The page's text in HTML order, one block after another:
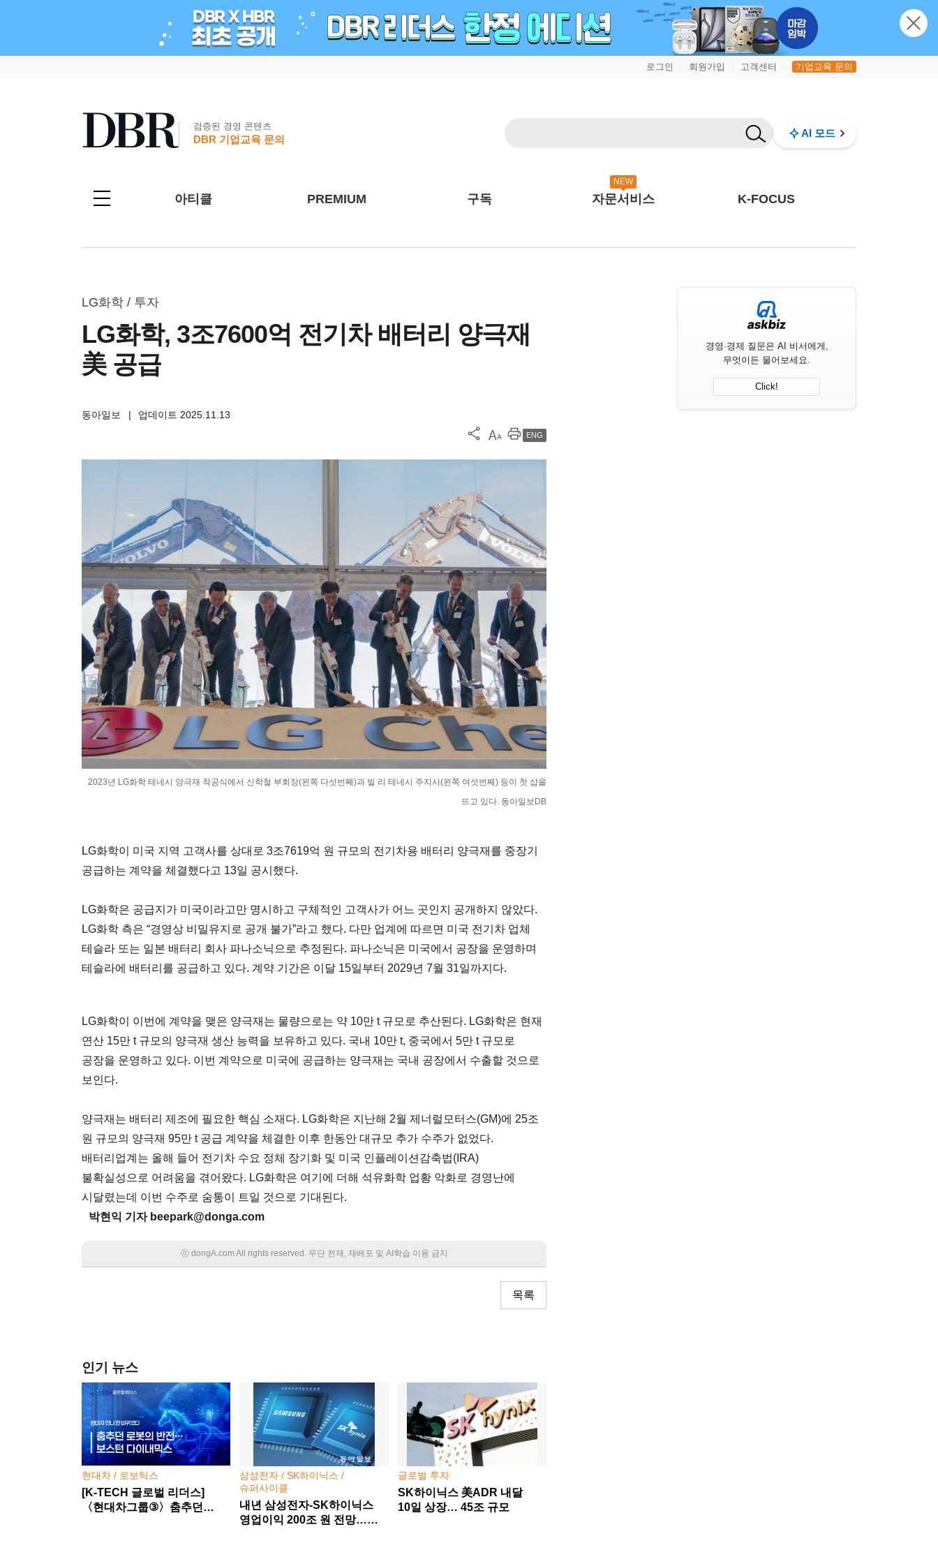
로그인 회원가입 고객센터 기업교육 문의
검증된 경영 콘텐츠
DBR 기업교육 문의
AI 모드
아티클 PREMIUM 구독
NEW
자문서비스 K-FOCUS
LG화학 / 투자
LG화학, 3조7600억 전기차 배터리 양극재
美 공급
동아일보 | 업데이트 2025.11.13
ENG
2023년 LG화학 테네시 양극재 착공식에서 신학철 부회장(왼쪽 다섯번째)과 빌 리 테네시 주지사(왼쪽 여섯번째) 등이 첫 삽을
뜨고 있다. 동아일보DB
LG화학이 미국 지역 고객사를 상대로 3조7619억 원 규모의 전기차용 배터리 양극재를 중장기
공급하는 계약을 체결했다고 13일 공시했다.
LG화학은 공급지가 미국이라고만 명시하고 구체적인 고객사가 어느 곳인지 공개하지 않았다.
LG화학 측은 “경영상 비밀유지로 공개 불가”라고 했다. 다만 업계에 따르면 미국 전기차 업체
테슬라 또는 일본 배터리 회사 파나소닉으로 추정된다. 파나소닉은 미국에서 공장을 운영하며
테슬라에 배터리를 공급하고 있다. 계약 기간은 이달 15일부터 2029년 7월 31일까지다.
LG화학이 이번에 계약을 맺은 양극재는 물량으로는 약 10만 t 규모로 추산된다. LG화학은 현재
연산 15만 t 규모의 양극재 생산 능력을 보유하고 있다. 국내 10만 t, 중국에서 5만 t 규모로
공장을 운영하고 있다. 이번 계약으로 미국에 공급하는 양극재는 국내 공장에서 수출할 것으로
보인다.
양극재는 배터리 제조에 필요한 핵심 소재다. LG화학은 지난해 2월 제너럴모터스(GM)에 25조
원 규모의 양극재 95만 t 공급 계약을 체결한 이후 한동안 대규모 추가 수주가 없었다.
배터리업계는 올해 들어 전기차 수요 정체 장기화 및 미국 인플레이션감축법(IRA)
불확실성으로 어려움을 겪어왔다. LG화학은 여기에 더해 석유화학 업황 악화로 경영난에
시달렸는데 이번 수주로 숨통이 트일 것으로 기대된다.
박현익 기자 beepark@donga.com
ⓒ dongA.com All rights reserved. 무단 전재, 재배포 및 AI학습 이용 금지
목록
인기 뉴스
현대차 / 로보틱스
[K-TECH 글로벌 리더스]
〈현대차그룹③〉춤추던
삼성전자 / SK하이닉스 /
슈퍼사이클
내년 삼성전자-SK하이닉스
영업이익 200조 원 전망…
글로벌 투자
SK하이닉스 美ADR 내달
10일 상장… 45조 규모
경영·경제 질문은 AI 비서에게,
무엇이든 물어보세요.
Click!